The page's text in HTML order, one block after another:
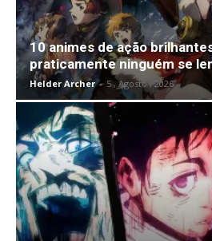
10 animes de ação
praticamente ninguém se
Helder Archer - 5 , Agosto , 2026